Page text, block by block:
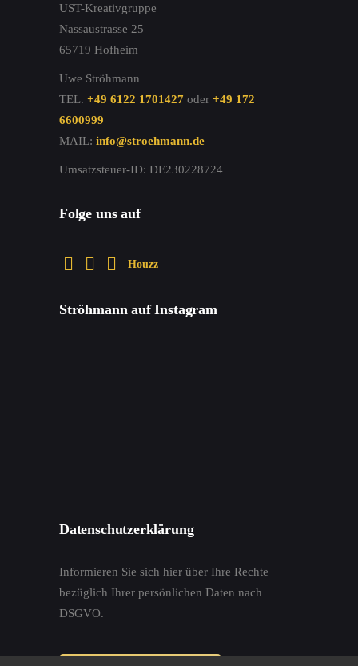
UST-Kreativgruppe
Nassaustrasse 25
65719 Hofheim
Uwe Ströhmann
TEL. +49 6122 1701427 oder +49 172
6600999
MAIL: info@stroehmann.de
Umsatzsteuer-ID: DE230228724
Folge uns auf
Houzz
Ströhmann auf Instagram
Datenschutzerklärung
Informieren Sie sich hier über Ihre Rechte
bezüglich Ihrer persönlichen Daten nach
DSGVO.